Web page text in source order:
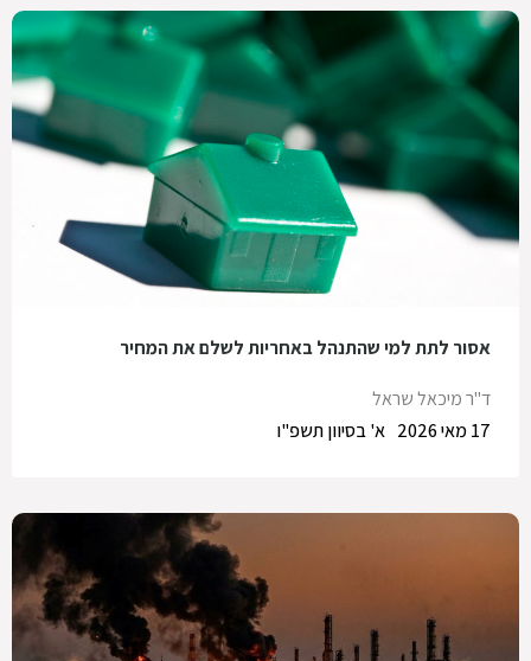
אסור לתת למי שהתנהל באחריות לשלם את המחיר
ד"ר מיכאל שראל
א' בסיוון תשפ"ו
17 מאי 2026